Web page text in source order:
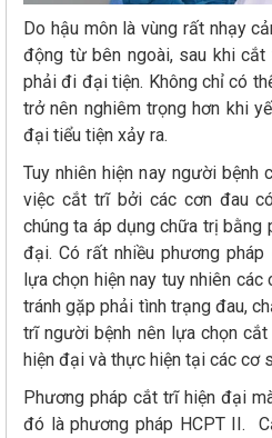
Do hậu môn là vùng rất nhạy
động từ bên ngoài, sau khi
phải đi đại tiện. Không chỉ có
trở nên nghiêm trọng hơn khi
đại tiểu tiện xảy ra.
Tuy nhiên hiện nay người
việc cắt trĩ bởi các cơn đau
chúng ta áp dụng chữa trị bằng
đại. Có rất nhiều phương
lựa chọn hiện nay tuy nhiên
tránh gặp phải tình trạng đau,
trĩ người bệnh nên lựa chọn
hiện đại và thực hiện tại các cơ
Phương pháp cắt trĩ hiện đại
đó là phương pháp HCPT II.